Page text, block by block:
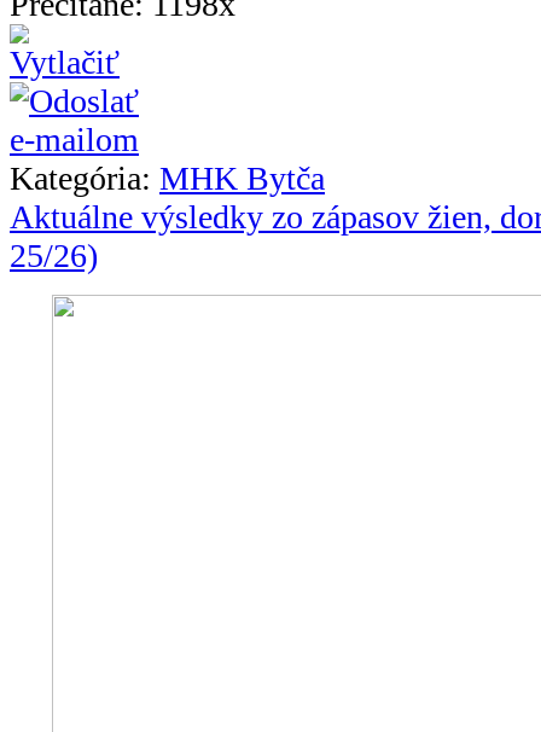
Kategória: MHK Bytča
Aktuálne výsledky zo zápasov žien,
25/26)